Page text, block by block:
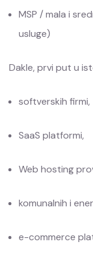
MSP / mala i
usluge)
Dakle, prvi put u
softverskih firmi,
SaaS platformi,
Web hosting
komunalnih i
e-commerce